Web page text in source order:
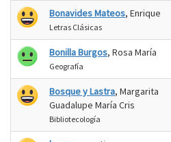
Bonavides Mateos, Enrique
Letras Clásicas
Bonilla Burgos, Rosa María
Geografía
Bosque y Lastra, Margarita
Guadalupe María Cris
Bibliotecología